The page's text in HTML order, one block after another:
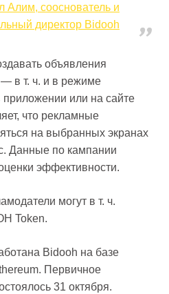
Алим, сооснователь и
директор Bidooh
объявления
— в т. ч. и в режиме
или на сайте
что рекламные
на выбранных экранах
Данные по кампании
эффективности.
могут в т. ч.
Token.
Bidooh на базе
Первичное
31 октября.